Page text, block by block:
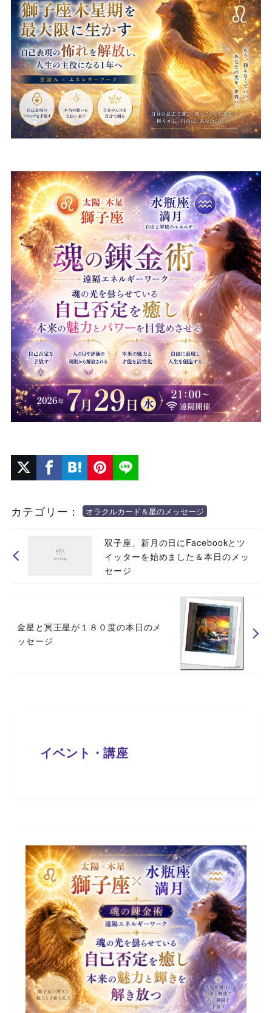
カテゴリー： オラクルカード＆星のメッセージ
双子座、新月の日にFacebookとツ
イッターを始めました＆本日のメッ
セージ
金星と冥王星が１８０度の本日のメ
ッセージ
イベント・講座